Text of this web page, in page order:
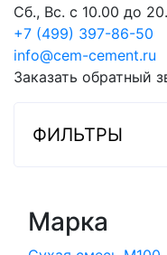
Сб., Вс. с 10.00 до
+7 (499) 397-86-50
info@cem-cement.ru
Заказать обратный
ФИЛЬТРЫ
Марка